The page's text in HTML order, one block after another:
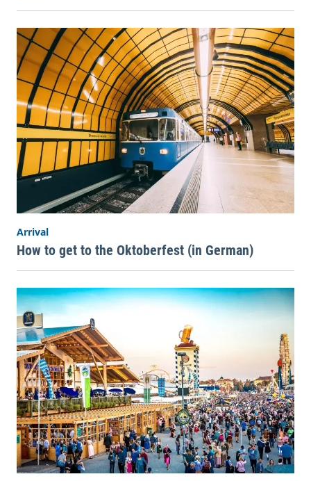
Arrival
How to get to the Oktoberfest (in German)